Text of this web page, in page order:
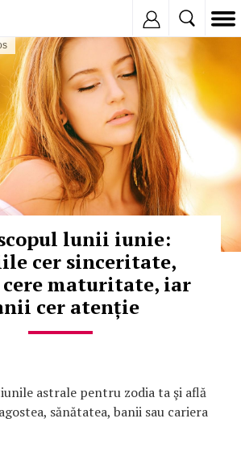
lunii iunie:
cer sinceritate,
maturitate, iar
cer atenție
astrale pentru zodia ta şi află
sănătatea, banii sau cariera